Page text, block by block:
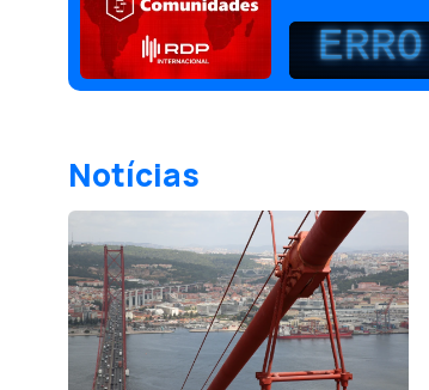
ERRO
Notícias